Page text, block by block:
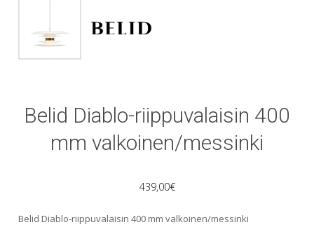
Belid Diablo-riippuvalaisin 400
mm valkoinen/messinki
439,00€
Belid Diablo-riippuvalaisin 400 mm valkoinen/messinki